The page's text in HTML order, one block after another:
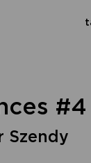
#4
Szendy